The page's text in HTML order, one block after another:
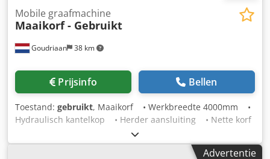
Neem contact met ons op voor prijzen en meer informatie!
Goudriaan 38 km
Mobile graafmachine
Maaikorf - Gebruikt
Prijsinfo Bellen
Toestand: gebruikt, Maaikorf • Werkbreedte 4000mm •
Hydraulisch kantelkop • Herder aansluiting • Nette korf
Staat: Gebruikt Crsdjx I Dzbepfx Afvsf
Advertentie